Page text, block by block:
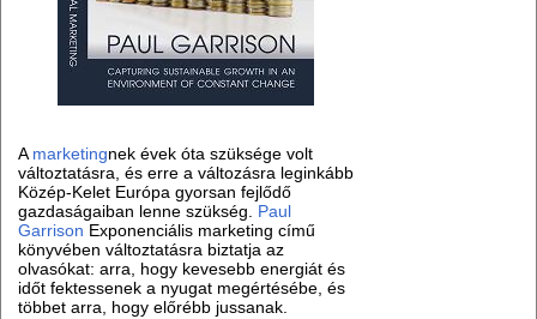
A marketingnek évek óta szüksége volt
változtatásra, és erre a változásra leginkább
Közép-Kelet Európa gyorsan fejlődő
gazdaságaiban lenne szükség. Paul
Garrison Exponenciális marketing című
könyvében változtatásra biztatja az
olvasókat: arra, hogy kevesebb energiát és
időt fektessenek a nyugat megértésébe, és
többet arra, hogy előrébb jussanak.